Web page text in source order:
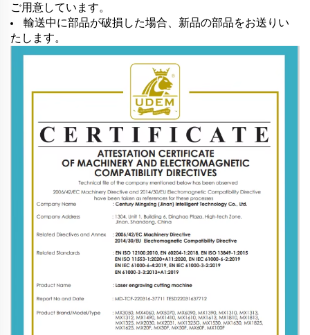
ご用意しています。
輸送中に部品が破損した場合、新品の部品をお送りい
たします。